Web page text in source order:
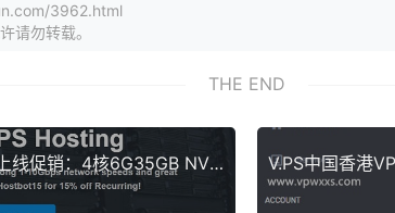
地址 1核 2G 500GB 3TB 9.7美元/月 点此购买
美元/月 点此购买 8核 12G 4000GB 3TB
3962.html
请勿转载。
THE END
HostingBot美国阿什本机房上线促销：4核6G35GB NVMe3TB月流量10Gbps带宽6.99美元月